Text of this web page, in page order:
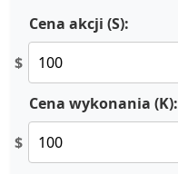
Cena akcji (S):
$
Cena wykonania (K):
$